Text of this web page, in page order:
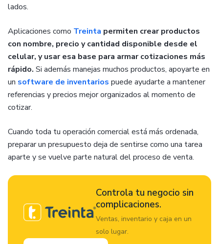
lados.
Aplicaciones como Treinta permiten crear productos
con nombre, precio y cantidad disponible desde el
celular, y usar esa base para armar cotizaciones más
rápido. Si además manejas muchos productos, apoyarte en
un software de inventarios puede ayudarte a mantener
referencias y precios mejor organizados al momento de
cotizar.
Cuando toda tu operación comercial está más ordenada,
preparar un presupuesto deja de sentirse como una tarea
aparte y se vuelve parte natural del proceso de venta.
Controla tu negocio sin
complicaciones.
Ventas, inventario y caja en un
solo lugar.